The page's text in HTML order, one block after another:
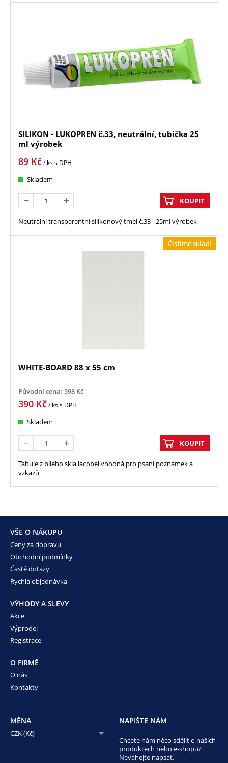
SILIKON - LUKOPREN č.33, neutrální, tubička 25
ml výrobek
89 Kč/ kss DPH
Skladem
KOUPIT
Neutrální transparentní silikonový tmel č.33 - 25ml výrobek
Čistíme sklad!
WHITE-BOARD 88 x 55 cm
Původní cena: 598 Kč
390 Kč/ kss DPH
Skladem
KOUPIT
Tabule z bílého skla lacobel vhodná pro psaní poznámek a
vzkazů
VŠE O NÁKUPU
Ceny za dopravu
Obchodní podmínky
Časté dotazy
Rychlá objednávka
VÝHODY A SLEVY
Akce
Výprodej
Registrace
O FIRMĚ
O nás
Kontakty
MĚNA
CZK (Kč)
NAPIŠTE NÁM
Chcete nám něco sdělit o našich
produktech nebo e-shopu?
Neváhejte napsat.